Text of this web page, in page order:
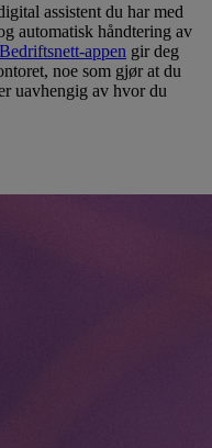
assistent du har med
automatisk håndtering av
Bedriftsnett-appen gir deg
noe som gjør at du
uavhengig av hvor du